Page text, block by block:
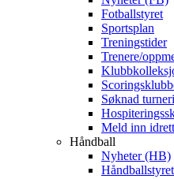
Fotballstyret
Sportsplan
Treningstider
Trenere/
Søknad
Meld inn
Håndball
Nyheter (HB)
Håndballstyret